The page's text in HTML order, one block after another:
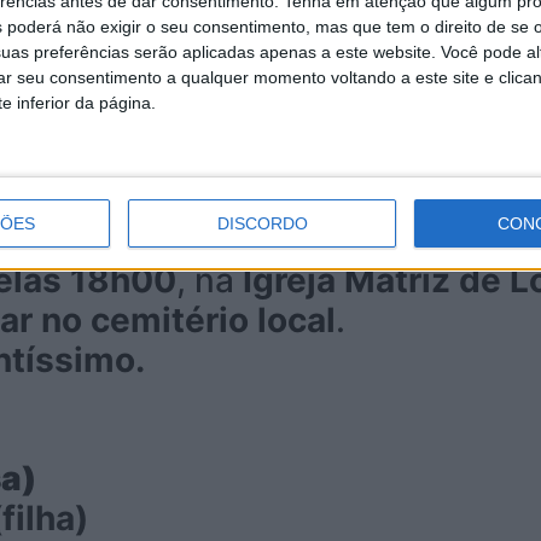
poderá não exigir o seu consentimento, mas que tem o direito de se
preferências serão aplicadas apenas a este website. Você pode
seu consentimento a qualquer momento voltando a este site e
inferior da página.
DISCORDO
Sebastião, em Santa Maria
de Loureiro.Sua família
18h00, naIgreja Matriz de
no cemitério local.